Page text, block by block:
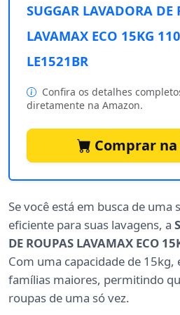
SUGGAR LAVADORA DE
LAVAMAX ECO 15KG
LE1521BR
Confira os detalhes
diretamente na Amazon.
Comprar
Se você está em busca de uma
eficiente para suas lavagens, a
DE ROUPAS LAVAMAX ECO
Com uma capacidade de 15kg,
famílias maiores, permitindo
roupas de uma só vez.